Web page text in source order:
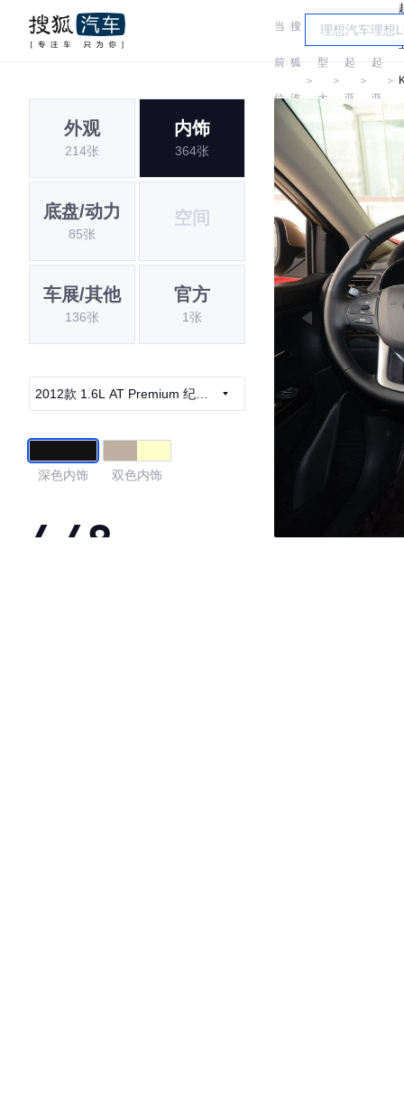
当
前
位
搜
狐
汽
＞
车
型
大
全
＞
起
亚
＞
起
亚
＞
外观
214张
内饰
364张
底盘/动力
85张
空间
车展/其他
136张
官方
1张
2012款 1.6L AT Premium 纪念
深色内饰 双色内饰
4.48